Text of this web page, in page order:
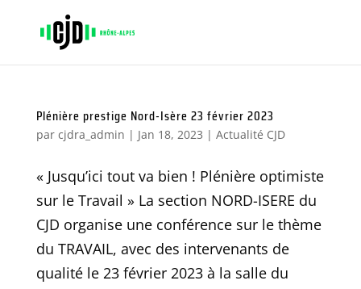
Plénière prestige Nord-Isère 23 février 2023
par cjdra_admin | Jan 18, 2023 | Actualité CJD
« Jusqu’ici tout va bien ! Plénière optimiste
sur le Travail » La section NORD-ISERE du
CJD organise une conférence sur le thème
du TRAVAIL, avec des intervenants de
qualité le 23 février 2023 à la salle du